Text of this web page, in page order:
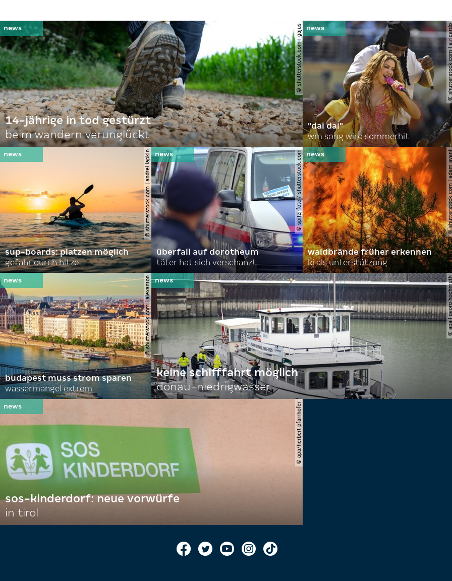
© shutterstock.com | gajus
14-jährige in tod gestürzt
beim wandern verunglückt
©
"dai dai"
wm song wird sommerhit
© shutterstock.com | andrei lapkin
sup-boards: platzen möglich
gefahr durch hitze
© spitzi-foto / shutterstock.com
überfall auf dorotheum
täter hat sich verschanzt
©
waldbrände früher erkennen
ki als unterstützung
© shutterstock.com | alexanton
budapest muss strom sparen
wassermangel extrem
© apa |
keine schifffahrt möglich
donau-niedrigwasser
© apa/herbert pfarrhofer
sos-kinderdorf: neue vorwürfe
in tirol